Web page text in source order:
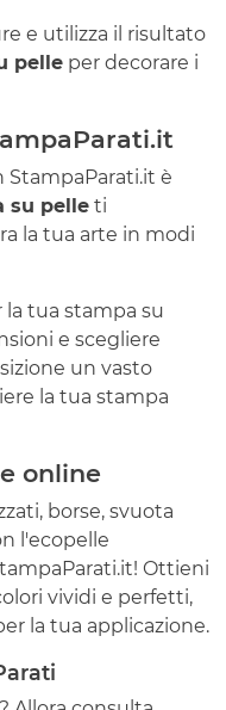
e utilizza il risultato
pelle per decorare i
StampaParati.it è
su pelle ti
la tua arte in modi
tua stampa su
e scegliere
un vasto
la tua stampa
online
borse, svuota
l'ecopelle
Ottieni
vividi e perfetti,
la tua applicazione.